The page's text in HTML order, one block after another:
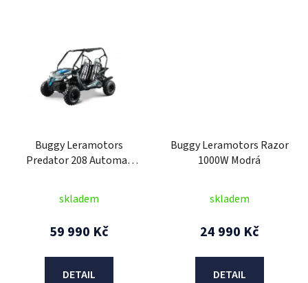
Buggy Leramotors
Predator 208 Automat
skladem
59 990 Kč
DETAIL
Buggy Leramotors Razor
1000W Modrá
skladem
24 990 Kč
DETAIL